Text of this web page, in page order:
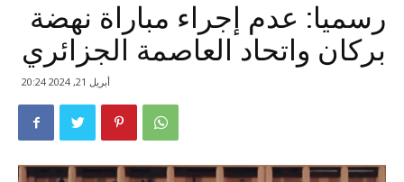
رسميا: عدم إجراء مباراة نهضة
بركان واتحاد العاصمة الجزائري
أبريل 21, 2024 20:24